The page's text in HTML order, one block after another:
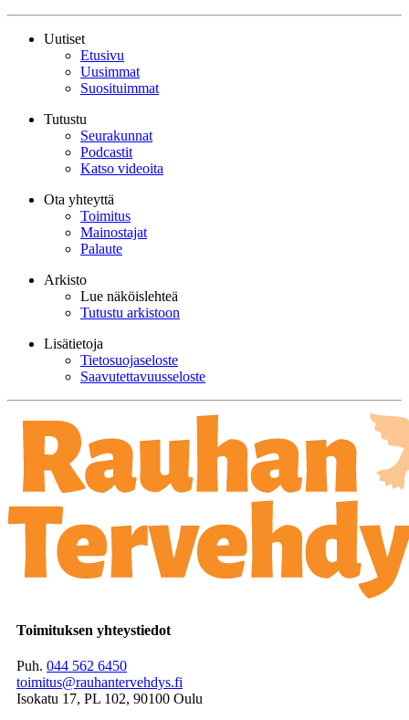
Uutiset
Etusivu
Uusimmat
Suosituimmat
Tutustu
Seurakunnat
Podcastit
Katso videoita
Ota yhteyttä
Toimitus
Mainostajat
Palaute
Arkisto
Lue näköislehteä
Tutustu arkistoon
Lisätietoja
Tietosuojaseloste
Saavutettavuusseloste
Toimituksen yhteystiedot
Puh. 044 562 6450
toimitus@rauhantervehdys.fi
Isokatu 17, PL 102, 90100 Oulu